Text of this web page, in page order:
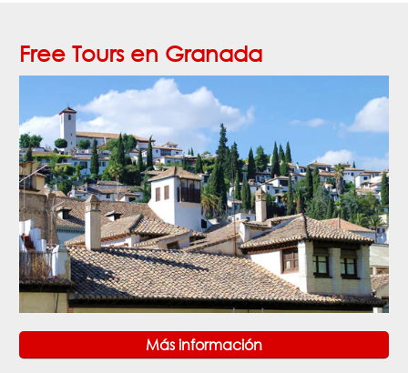
Free Tours en Granada
Más información